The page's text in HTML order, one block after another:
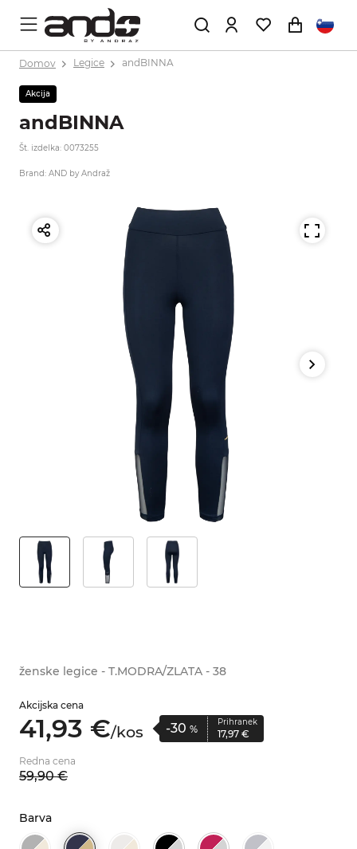
Domov Legice andBINNA
Akcija
andBINNA
Št. izdelka: 0073255
Brand: AND by Andraž
ženske legice - T.MODRA/ZLATA - 38
Akcijska cena
41,93 €/kos -30 %
Prihranek
17,97 €
Redna cena
59,90 €
Barva